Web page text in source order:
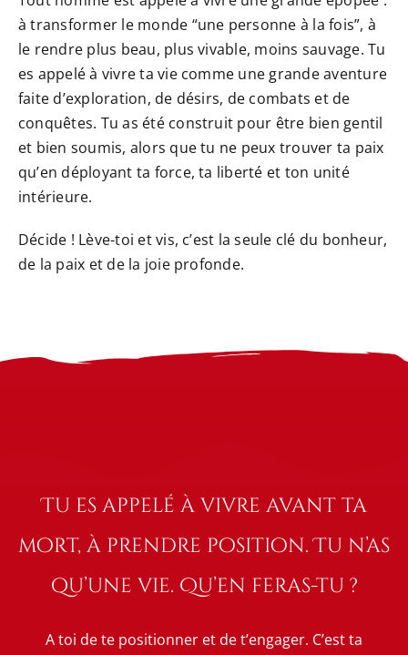
à transformer le monde “une personne à la fois”, à
le rendre plus beau, plus vivable, moins sauvage. Tu
es appelé à vivre ta vie comme une grande aventure
faite d’exploration, de désirs, de combats et de
conquêtes. Tu as été construit pour être bien gentil
et bien soumis, alors que tu ne peux trouver ta paix
qu’en déployant ta force, ta liberté et ton unité
intérieure.
Décide ! Lève-toi et vis, c’est la seule clé du bonheur,
de la paix et de la joie profonde.
Tu es appelé à vivre avant ta
mort, à prendre position. Tu n’as
qu’une vie. Qu’en feras-tu ?
A toi de te positionner et de t’engager. C’est ta